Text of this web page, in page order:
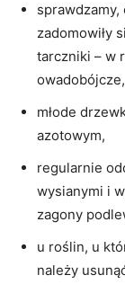
sprawdzamy,
zadomowiły
tarczniki – w
owadobójcze,
młode
azotowym,
regularnie
wysianymi i
zagony
u roślin, u
należy